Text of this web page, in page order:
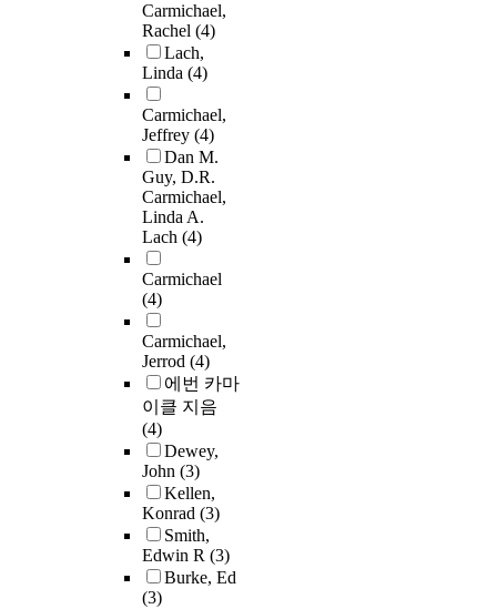
Carmichael,
Rachel (4)
Lach,
Linda (4)
Carmichael,
Jeffrey (4)
Dan M.
Guy, D.R.
Carmichael,
Linda A.
Lach (4)
Carmichael
(4)
Carmichael,
Jerrod (4)
에번 카마
이클 지음
(4)
Dewey,
John (3)
Kellen,
Konrad (3)
Smith,
Edwin R (3)
Burke, Ed
(3)